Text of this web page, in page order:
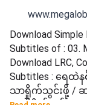
Download
Subtitles of : 03.
Download LRC,
Subtitles : ရေ
သာရှိုက်သွင်းဖို့ /